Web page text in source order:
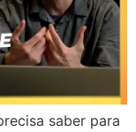
saber para